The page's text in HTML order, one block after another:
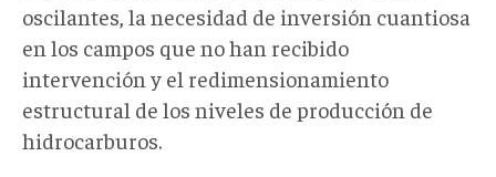
oscilantes, la necesidad de inversión cuantiosa
en los campos que no han recibido
intervención y el redimensionamiento
estructural de los niveles de producción de
hidrocarburos.